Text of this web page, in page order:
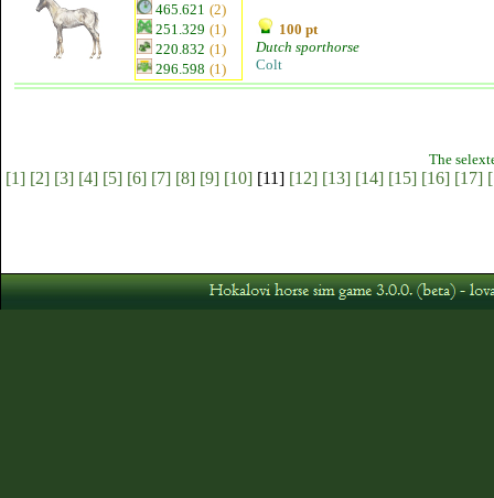
465.621 (2)
251.329 (1)
220.832 (1)
296.598 (1)
100 pt
Dutch sporthorse
Colt
The
[1] [2] [3] [4] [5] [6] [7] [8] [9] [10][11] [12] [13] [14] [15] [16] [17]